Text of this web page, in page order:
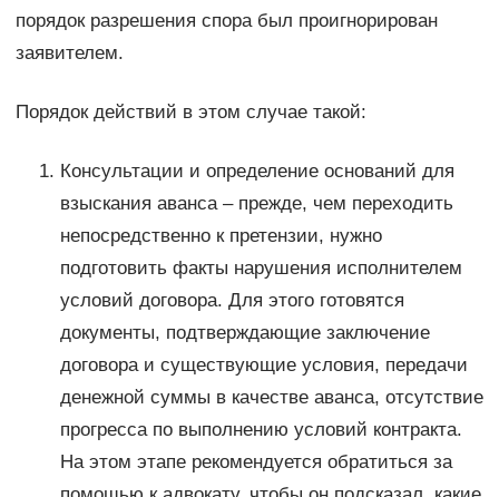
порядок разрешения спора был проигнорирован
заявителем.
Порядок действий в этом случае такой:
Консультации и определение оснований для
взыскания аванса – прежде, чем переходить
непосредственно к претензии, нужно
подготовить факты нарушения исполнителем
условий договора. Для этого готовятся
документы, подтверждающие заключение
договора и существующие условия, передачи
денежной суммы в качестве аванса, отсутствие
прогресса по выполнению условий контракта.
На этом этапе рекомендуется обратиться за